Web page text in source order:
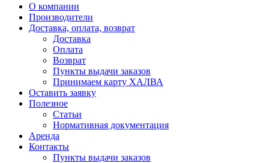
О компании
Производители
Доставка, оплата, возврат
Доставка
Оплата
Возврат
Пункты выдачи заказов
Принимаем карту ХАЛВА
Оставить заявку
Полезное
Статьи
Нормативная документация
Аренда
Контакты
Пункты выдачи заказов